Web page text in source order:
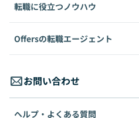
転職に役立つノウハウ
Offersの転職エージェント
お問い合わせ
ヘルプ・よくある質問